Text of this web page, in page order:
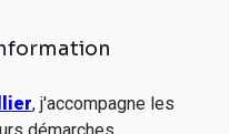
, j'accompagne les